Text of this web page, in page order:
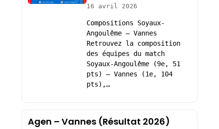
16 avril 2026
Compositions Soyaux-
Angoulême – Vannes
Retrouvez la composition
des équipes du match
Soyaux-Angoulême (9e, 51
pts) – Vannes (1e, 104
pts),…
Agen – Vannes (Résultat 2026)